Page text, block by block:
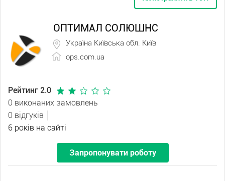
ОПТИМАЛ СОЛЮШНС
Україна Київська обл. Київ
ops.com.ua
Рейтинг 2.0
0 виконаних замовлень
0 відгуків
6 років на сайті
Запропонувати роботу